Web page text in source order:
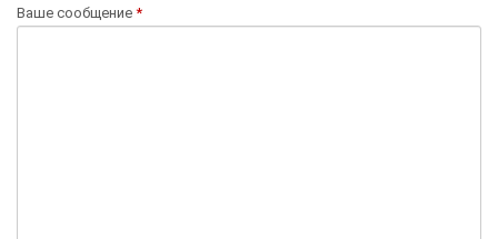
Ваше сообщение *